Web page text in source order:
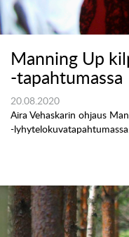
Manning Up
-tapahtumassa
20.08.2020
Aira Vehaskarin ohjaus
-